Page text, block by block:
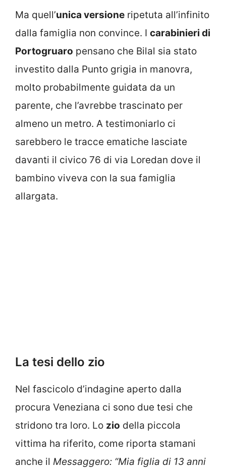
Ma quell’unica versione ripetuta all’infinito
dalla famiglia non convince. I carabinieri di
Portogruaro pensano che Bilal sia stato
investito dalla Punto grigia in manovra,
molto probabilmente guidata da un
parente, che l’avrebbe trascinato per
almeno un metro. A testimoniarlo ci
sarebbero le tracce ematiche lasciate
davanti il civico 76 di via Loredan dove il
bambino viveva con la sua famiglia
allargata.
La tesi dello zio
Nel fascicolo d’indagine aperto dalla
procura Veneziana ci sono due tesi che
stridono tra loro. Lo zio della piccola
vittima ha riferito, come riporta stamani
anche il Messaggero: “Mia figlia di 13 anni